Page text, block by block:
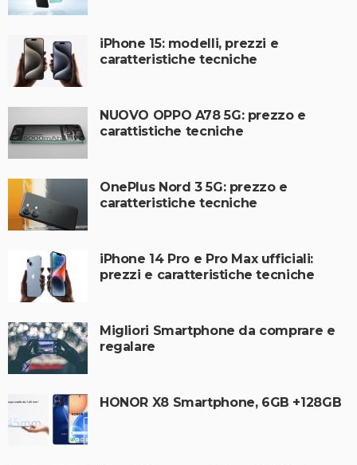
iPhone 15: modelli, prezzi e
caratteristiche tecniche
NUOVO OPPO A78 5G: prezzo e
carattistiche tecniche
OnePlus Nord 3 5G: prezzo e
caratteristiche tecniche
iPhone 14 Pro e Pro Max ufficiali:
prezzi e caratteristiche tecniche
Migliori Smartphone da comprare e
regalare
HONOR X8 Smartphone, 6GB +128GB